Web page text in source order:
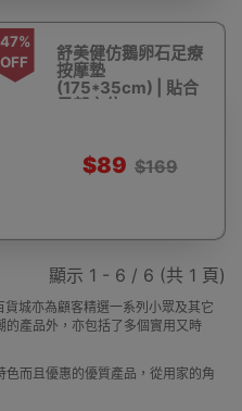
47%
OFF
舒美健仿鵝卵石足療
按摩墊
(175*35cm) | 貼合
足部穴位
$89 $169
顯示 1 - 6 / 6 (共 1 頁)
城亦為顧客精選一系列小眾及其它
產品外，亦包括了多個實用又時
而且優惠的優質產品，從用家的角